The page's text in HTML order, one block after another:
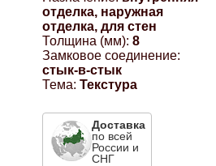
отделка, наружная
отделка, для стен
Толщина (мм): 8
Замковое соединение:
стык-в-стык
Тема: Текстура
Доставка
по всей
России и
СНГ
акриловые